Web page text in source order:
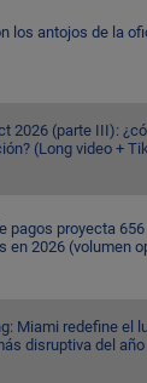
los antojos de la
2026 (parte III):
(Long video +
pagos proyecta
en 2026 (volumen
Miami redefine el
disruptiva del año